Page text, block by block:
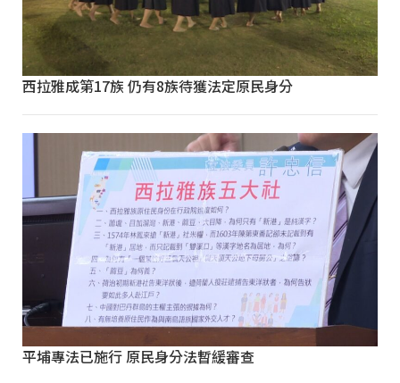
西拉雅成第17族 仍有8族待獲法定原民身分
平埔專法已施行 原民身分法暫緩審查